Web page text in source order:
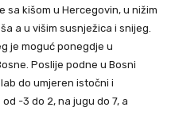
sa kišom u Hercegovin, u nižim
a u višim susnježica i snijeg.
je moguć ponegdje u
Poslije podne u Bosni
do umjeren istočni i
-3 do 2, na jugu do 7, a